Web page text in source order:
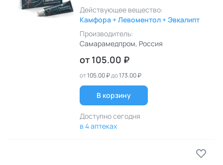
Действующее вещество:
Камфора + Левоментол + Эвкалипт
Производитель:
Самарамедпром, Россия
от 105.00 ₽
от105.00 ₽до173.00 ₽
В корзину
Доступно сегодня
в 4 аптеках